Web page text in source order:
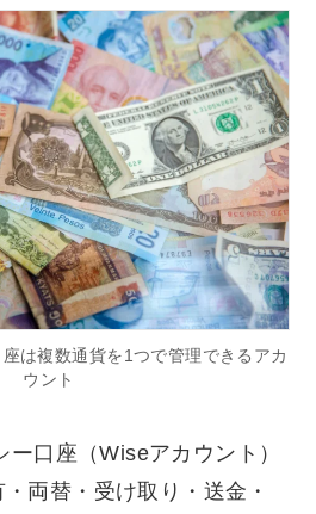
は複数通貨を1つで管理できるアカ
ウント
口座（Wiseアカウント）
両替・受け取り・送金・